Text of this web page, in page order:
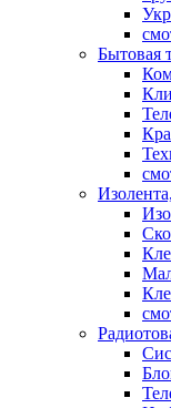
Бытовая